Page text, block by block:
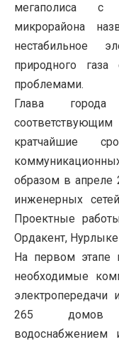
мегаполиса с
микрорайона
нестабильное
природного
проблемами.
Глава
соответствующим
кратчайшие
образом в апреле
инженерных
Проектные
Ордакент,
На первом этапе
необходимые
электропередачи
265 домов
водоснабжением